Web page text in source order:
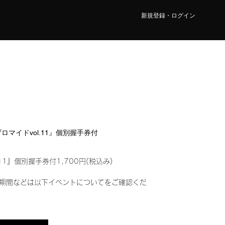
新規登録・ログイン
マイドvol.11』個別握手券付
』個別握手券付1,700円(税込み)
間などは以下イベントについてをご確認くだ